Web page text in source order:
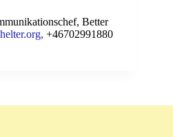
Better
+46702991880